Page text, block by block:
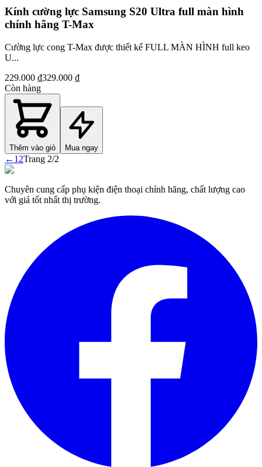
Kính cường lực Samsung S20 Ultra full màn hình
chính hãng T-Max
Cường lực cong T-Max được thiết kế FULL MÀN HÌNH full keo
U...
229.000 ₫329.000 ₫
Còn hàng
Thêm vào giỏ Mua ngay
← 1 2Trang 2/2
Chuyên cung cấp phụ kiện điện thoại chính hãng, chất lượng cao
với giá tốt nhất thị trường.